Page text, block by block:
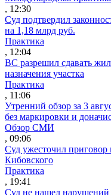
, 12:30
Суд подтвердил
на 1,18 млрд руб.
Практика
, 12:04
ВС разрешил сдавать
назначения участка
Практика
, 11:06
Утренний обзор за 3
без маркировки и
Обзор СМИ
, 09:06
Суд ужесточил
Кибовского
Практика
, 19:41
Суд не нашел нарушений